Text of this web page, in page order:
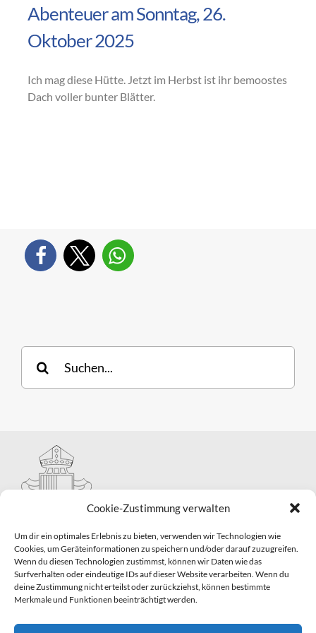
Cookie-Zustimmung verwalten
Um dir ein optimales Erlebnis zu bieten, verwenden wir Technologien wie
Cookies, um Geräteinformationen zu speichern und/oder darauf zuzugreifen.
Wenn du diesen Technologien zustimmst, können wir Daten wie das
Surfverhalten oder eindeutige IDs auf dieser Website verarbeiten. Wenn du
deine Zustimmung nicht erteilst oder zurückziehst, können bestimmte
Merkmale und Funktionen beeinträchtigt werden.
Abenteuer am Sonntag, 26.
Oktober 2025
Ich mag diese Hütte. Jetzt im Herbst ist ihr bemoostes
Dach voller bunter Blätter.
nach:
Hauptabteilung II – Seelsorge
Pastorale Grunddienste und Sakramentenpastoral
Telefon: 0821 3166-2593
gemeindepastoral@bistum-augsburg.de